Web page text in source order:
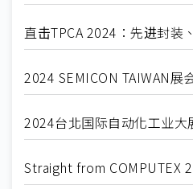
直击TPCA 2024：先进封装
2024 SEMICON TAIWAN展
2024台北国际自动化工业大
Straight from COMPUTEX